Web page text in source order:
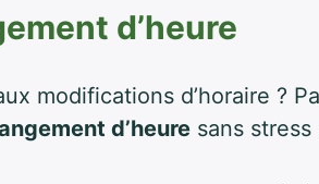
d’heure
modifications d’horaire ?
d’heure sans stress